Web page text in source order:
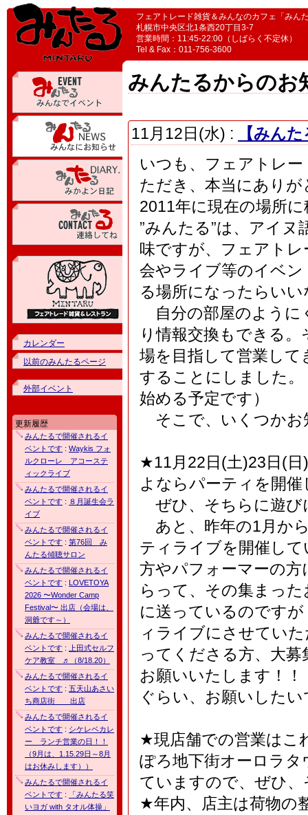
フェアトレード雑貨＆みんなのカフェ「みん
札幌市中央区北1条西20丁目3-7
営業時間：11:45-22:00（しばらく不定休）
Tel & Fax：011-756-3600
カレンダー
以前のみんたるページ
外部イベント
更新履歴
みんたるで開催されるイ
ベントです : Waykis フォ
ルクローレ アコーステ
ィックライブ
みんたるで開催されるイ
ベントです : ８月誕生会ラ
イブ
みんたるで開催されるイ
ベントです : 第76回 み
んたる傾聴サロン
みんたるで開催されるイ
ベントです : LOVETOYA
2026 〜Wonder Camp
Festival〜 出店（会場は、
洞爺です～）
みんたるで開催されるイ
ベントです :
上田式セルフ
ケア教室 ♬（8/18.20）
みんたるで開催されるイ
ベントです : 五天山あさい
ち商店街 出店
みんたるで開催されるイ
ベントです : シケレベカレ
ー ランチ営業の日！！
（9月は、1.15.29日～8月
はお休みします））
みんたるで開催されるイ
ベントです :
「みんたる笑
いヨガ with タオル体操」
みんたるからのお
11月12日(水) :
【みん
いつも、フェアトレ
ただき、本当にあり
2011年に現在の場所
”みんたる”は、アイヌ
味ですが、フェアト
会やライブ等のイベ
る場所になったらい
自分の部屋のように
り情報交換もできる
場を目指して営業し
することにしました。
始める予定です）
そこで、いくつかお
★11月22日(土)23日(
よならパーティを開
ぜひ、そちらに遊
あと、昨年の1月か
ティライブを開催し
方やパフォーマーの
らって、その集まっ
に送っているのです
ィライブにさせてい
ってくださる方、大
お願いいたします！
ぐらい、お願いした
★現店舗での営業はこ
ぽろ地下街オーロラ
ていますので、ぜひ
★年内、店主は荷物の